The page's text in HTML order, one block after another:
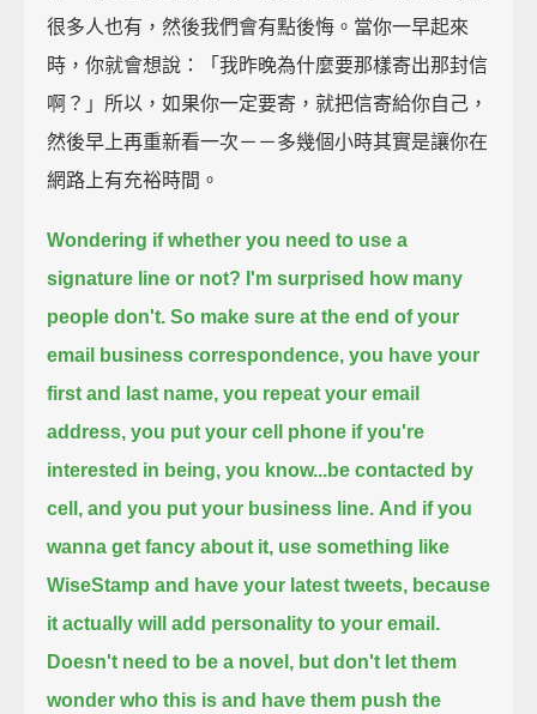
很多人也有，然後我們會有點後悔。當你一早起來
時，你就會想說：「我昨晚為什麼要那樣寄出那封信
啊？」所以，如果你一定要寄，就把信寄給你自己，
然後早上再重新看一次－－多幾個小時其實是讓你在
網路上有充裕時間。
Wondering if whether you need to use a
signature line or not? I'm surprised how many
people don't. So make sure at the end of your
email business correspondence, you have your
first and last name, you repeat your email
address, you put your cell phone if you're
interested in being, you know...be contacted by
cell, and you put your business line. And if you
wanna get fancy about it, use something like
WiseStamp and have your latest tweets, because
it actually will add personality to your email.
Doesn't need to be a novel, but don't let them
wonder who this is and have them push the